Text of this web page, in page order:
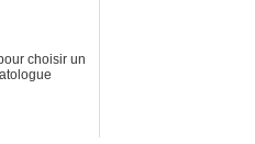
choisir un